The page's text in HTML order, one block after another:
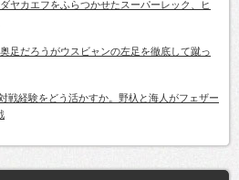
ヤカエフをふらつかせたスーパーレック、ヒ
足だろうがウスビャンの左足を徹底して蹴っ
戦経験をどう活かすか。野杁と海人がフェザー